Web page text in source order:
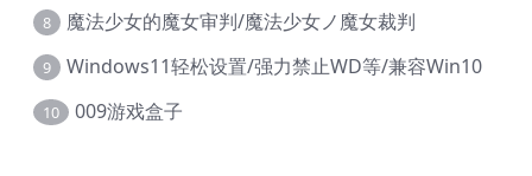
8 魔法少女的魔女审判/魔法少女ノ魔女裁判
9 Windows11轻松设置/强力禁止WD等/兼容Win10
10 009游戏盒子